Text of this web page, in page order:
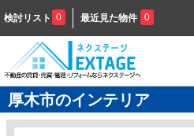
検討リスト 0 最近見た物件 0
厚木市のインテリア